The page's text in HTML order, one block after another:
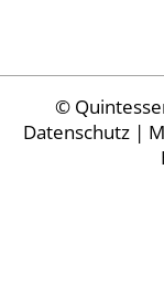
©
Datenschutz |